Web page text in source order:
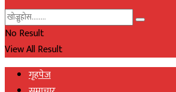
No Result
View All Result
गृहपेज